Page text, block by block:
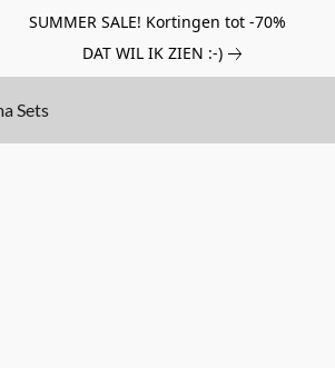
SUMMER SALE! Kortingen tot -70%
DAT WIL IK ZIEN :-)
Sets